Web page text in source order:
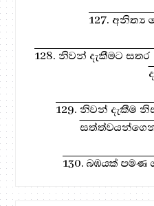
127.
128. නිවන් දැකීමට සතර
129. නිවන් දැකීම
සත්ත්වයන්ගෙන්
130. බඹයක් පමණ